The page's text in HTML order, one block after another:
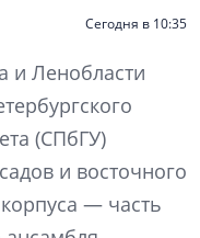
Сегодня в 10:35
и Ленобласти
(СПбГУ)
и восточного
— часть